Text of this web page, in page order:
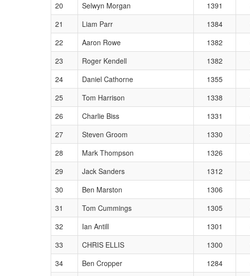
20
Selwyn Morgan 1391
21
Liam Parr 1384
22
Aaron Rowe 1382
23
Roger Kendell 1382
24
Daniel Cathorne 1355
25
Tom Harrison 1338
26
Charlie Biss 1331
27
Steven Groom 1330
28
Mark Thompson 1326
29
Jack Sanders 1312
30
Ben Marston 1306
31
Tom Cummings 1305
32
Ian Antill 1301
33
CHRIS ELLIS 1300
34
Ben Cropper 1284